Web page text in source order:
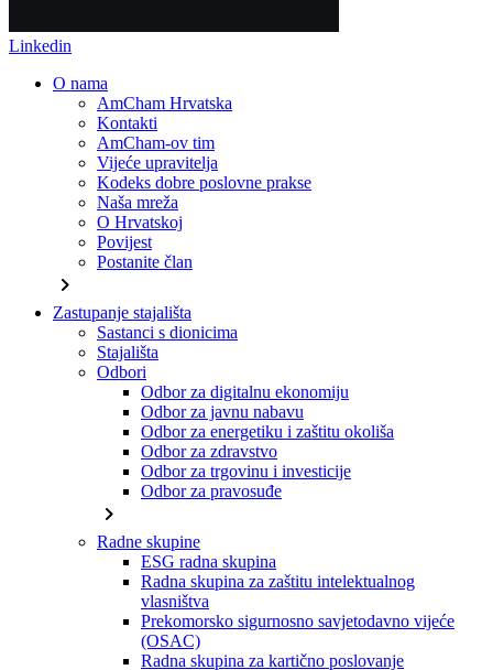
Linkedin
O nama
AmCham Hrvatska
Kontakti
AmCham-ov tim
Vijeće upravitelja
Kodeks dobre poslovne prakse
Naša mreža
O Hrvatskoj
Povijest
Postanite član
chevron_right
Zastupanje stajališta
Sastanci s dionicima
Stajališta
Odbori
Odbor za digitalnu ekonomiju
Odbor za javnu nabavu
Odbor za energetiku i zaštitu okoliša
Odbor za zdravstvo
Odbor za trgovinu i investicije
Odbor za pravosuđe
chevron_right
Radne skupine
ESG radna skupina
Radna skupina za zaštitu intelektualnog
vlasništva
Prekomorsko sigurnosno savjetodavno vijeće
(OSAC)
Radna skupina za kartično poslovanje